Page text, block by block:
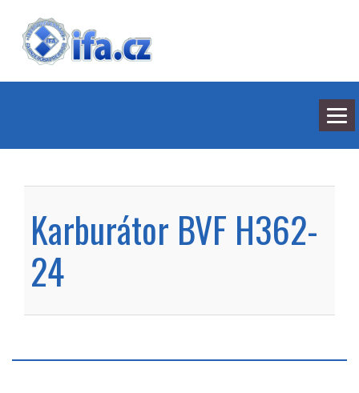
BARVY
SEDMILHÁŘI
ARCHIV
Karburátor BVF H362-
24